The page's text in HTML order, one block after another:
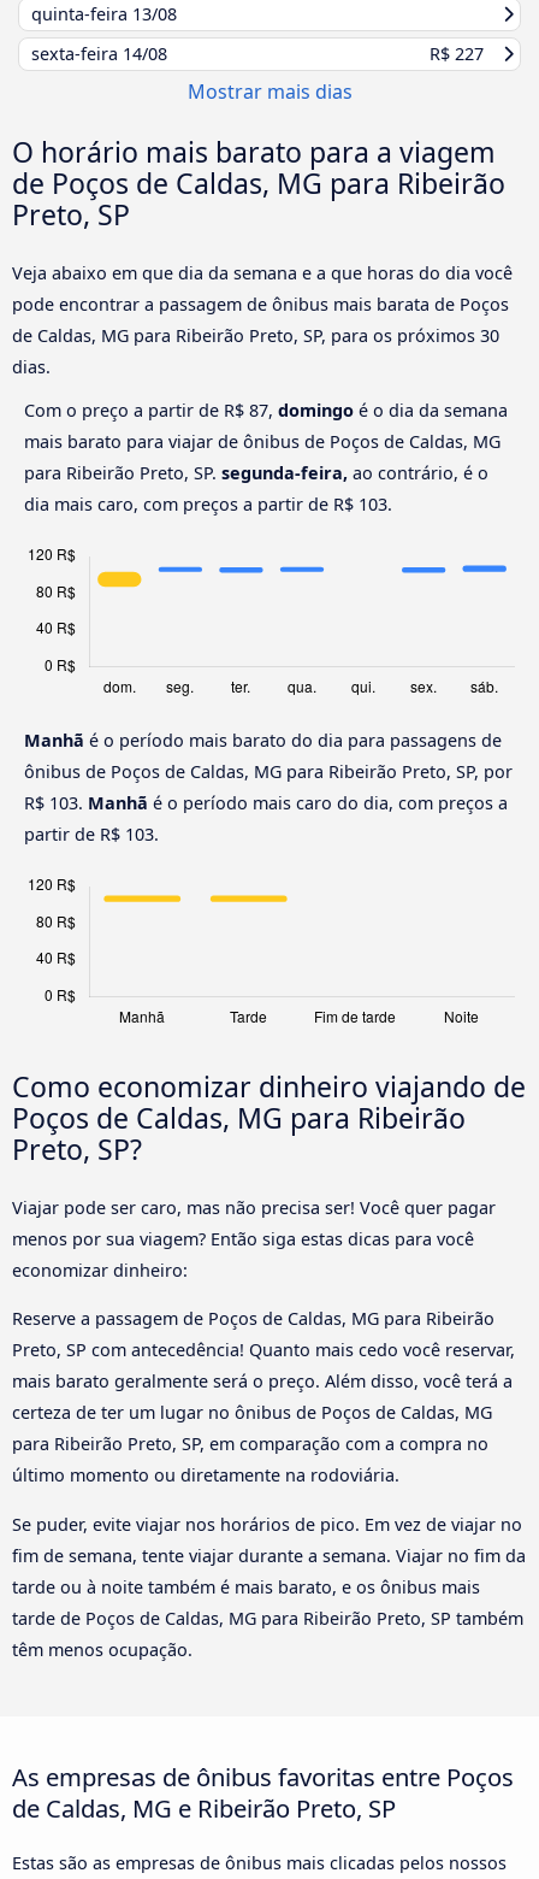
quinta-feira 13/08
sexta-feira 14/08 R$ 227
Mostrar mais dias
O horário mais barato para a viagem
de Poços de Caldas, MG para Ribeirão
Preto, SP
Veja abaixo em que dia da semana e a que horas do dia você
pode encontrar a passagem de ônibus mais barata de Poços
de Caldas, MG para Ribeirão Preto, SP, para os próximos 30
dias.
Com o preço a partir de R$ 87, domingo é o dia da semana
mais barato para viajar de ônibus de Poços de Caldas, MG
para Ribeirão Preto, SP. segunda-feira, ao contrário, é o
dia mais caro, com preços a partir de R$ 103.
Manhã é o período mais barato do dia para passagens de
ônibus de Poços de Caldas, MG para Ribeirão Preto, SP, por
R$ 103. Manhã é o período mais caro do dia, com preços a
partir de R$ 103.
Como economizar dinheiro viajando de
Poços de Caldas, MG para Ribeirão
Preto, SP?
Viajar pode ser caro, mas não precisa ser! Você quer pagar
menos por sua viagem? Então siga estas dicas para você
economizar dinheiro:
Reserve a passagem de Poços de Caldas, MG para Ribeirão
Preto, SP com antecedência! Quanto mais cedo você reservar,
mais barato geralmente será o preço. Além disso, você terá a
certeza de ter um lugar no ônibus de Poços de Caldas, MG
para Ribeirão Preto, SP, em comparação com a compra no
último momento ou diretamente na rodoviária.
Se puder, evite viajar nos horários de pico. Em vez de viajar no
fim de semana, tente viajar durante a semana. Viajar no fim da
tarde ou à noite também é mais barato, e os ônibus mais
tarde de Poços de Caldas, MG para Ribeirão Preto, SP também
têm menos ocupação.
As empresas de ônibus favoritas entre Poços
de Caldas, MG e Ribeirão Preto, SP
Estas são as empresas de ônibus mais clicadas pelos nossos